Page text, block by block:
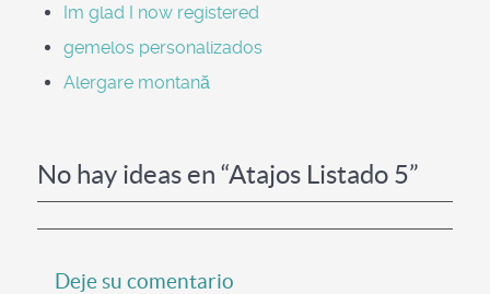
Im glad I now registered
gemelos personalizados
Alergare montană
No hay ideas en “Atajos Listado 5”
Deje su comentario